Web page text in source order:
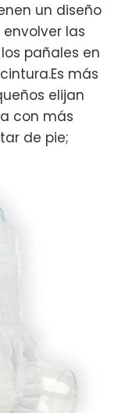
un diseño
las
pañales en
más
elijan
con más
de pie;